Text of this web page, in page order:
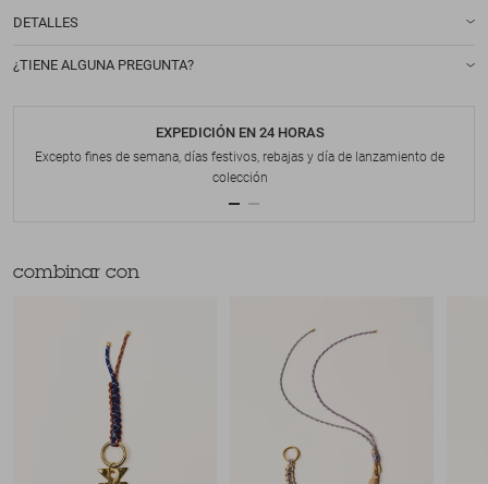
DETALLES
¿TIENE ALGUNA PREGUNTA?
EXPEDICIÓN EN 24 HORAS
Excepto fines de semana, días festivos, rebajas y día de lanzamiento de
colección
combinar con